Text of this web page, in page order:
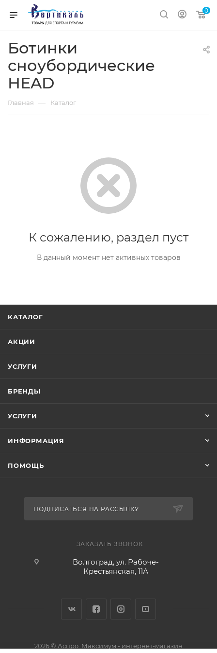
0
Ботинки
сноубордические
HEAD
Главная — Каталог
К сожалению, раздел пуст
В данный момент нет активных товаров
КАТАЛОГ
АКЦИИ
УСЛУГИ
БРЕНДЫ
УСЛУГИ
ИНФОРМАЦИЯ
ПОМОЩЬ
ПОДПИСАТЬСЯ НА РАССЫЛКУ
ЗАКАЗАТЬ ЗВОНОК
Волгоград, ул. Рабоче-
Крестьянская, 11А
2026 © Аспро: Максимум - интернет-магазин